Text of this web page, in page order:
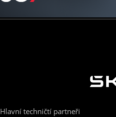
Hlavní techničtí partneři